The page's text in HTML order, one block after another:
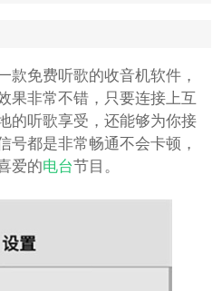
款免费听歌的收音机软件，
果非常不错，只要连接上互
的听歌享受，还能够为你接
号都是非常畅通不会卡顿，
爱的电台节目。